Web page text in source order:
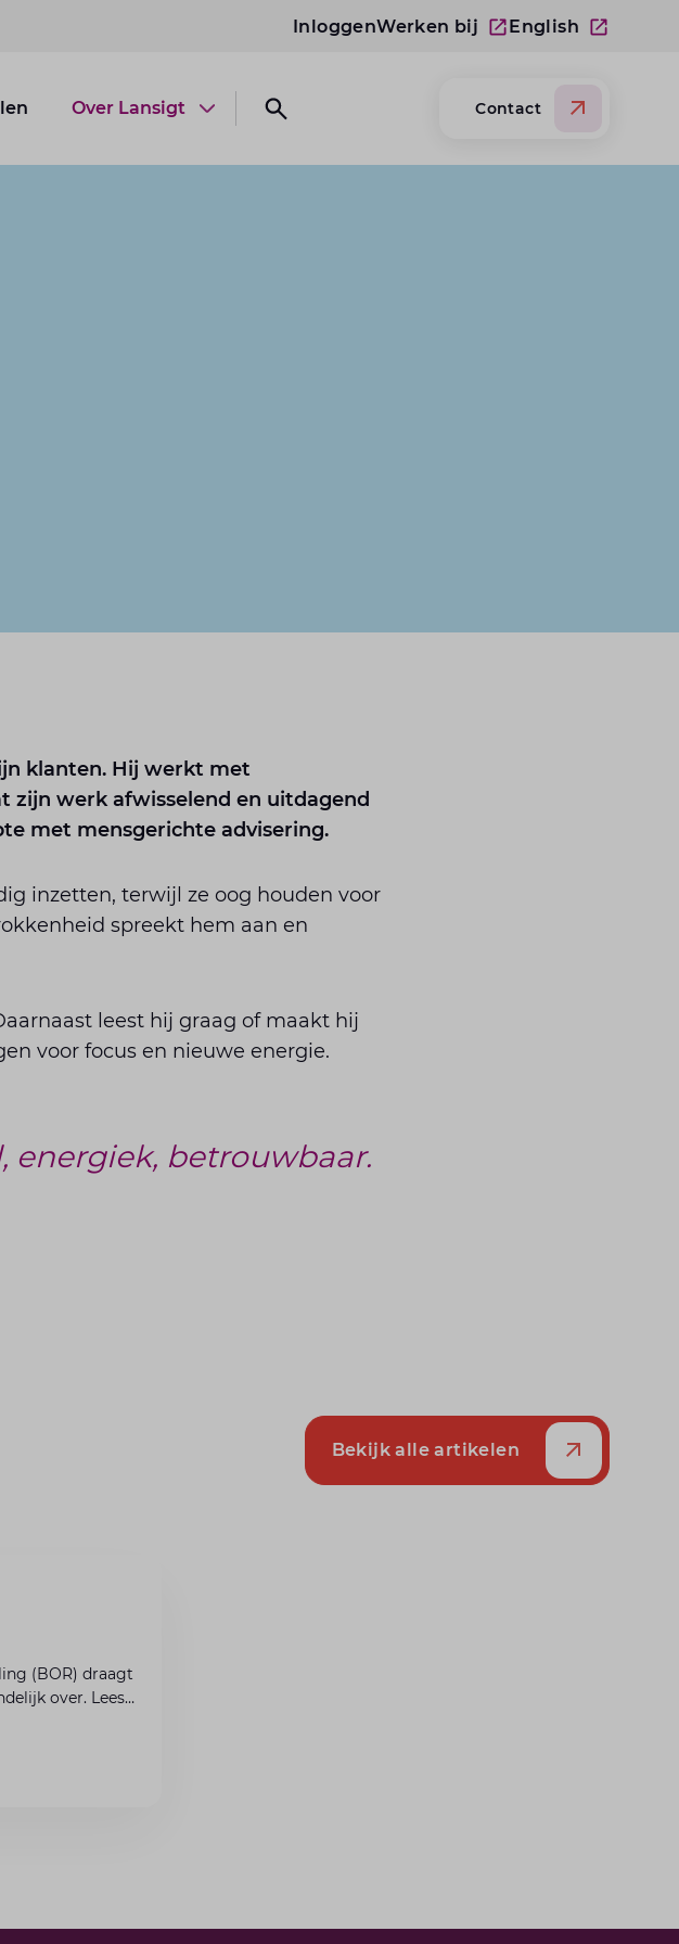
InloggenWerken bij English
Over Lansigt
Open submenu Over Lansigt
Open search website
Contact
klanten. Hij werkt met
werk afwisselend en uitdagend
met mensgerichte advisering.
inzetten, terwijl ze oog houden voor
spreekt hem aan en
leest hij graag of maakt hij
voor focus en nieuwe energie.
energiek, betrouwbaar.
Bekijk alle artikelen
(BOR) draagt
over. Lees